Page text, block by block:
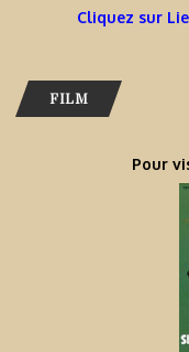
Cliquez sur
FILM
Pour